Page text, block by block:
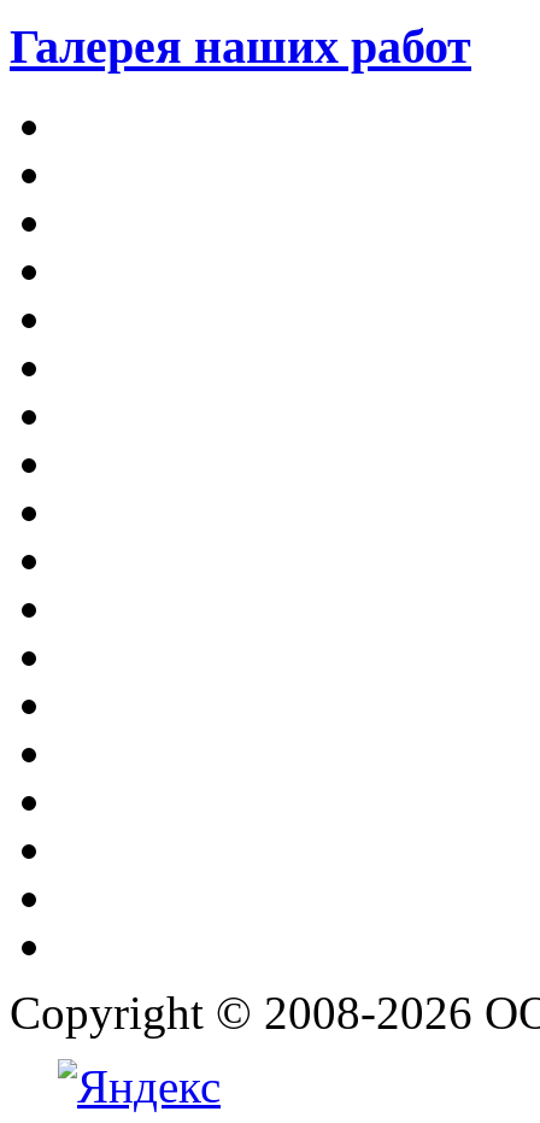
Галерея наших работ
Copyright © 2008-2026